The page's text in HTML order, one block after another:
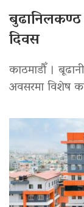
बुढानिलकण्ठ
दिवस
काठमाडौँ ।
अवसरमा विशेष